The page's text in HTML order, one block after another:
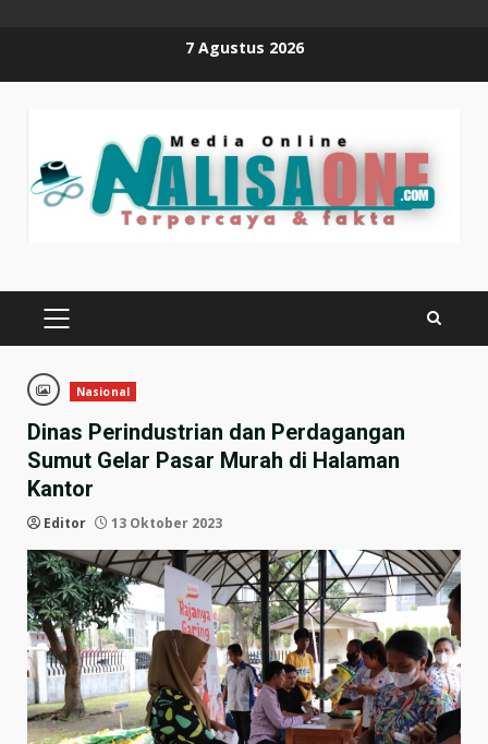
7 Agustus 2026
PRIMARY
Nasional
Dinas Perindustrian dan Perdagangan
Sumut Gelar Pasar Murah di Halaman
Kantor
Editor 13 Oktober 2023